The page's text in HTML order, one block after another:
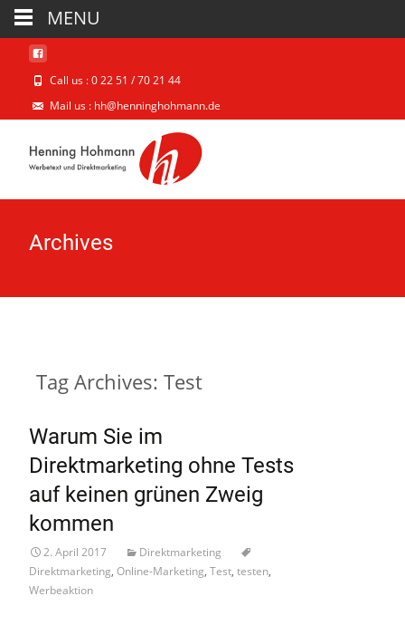
Call us : 0 22 51 / 70 21 44
Mail us : hh@henninghohmann.de
Archives
Tag Archives: Test
Warum Sie im
Direktmarketing ohne Tests
auf keinen grünen Zweig
kommen
2. April 2017
Direktmarketing
Direktmarketing, Online-Marketing, Test, testen,
Werbeaktion
MENU